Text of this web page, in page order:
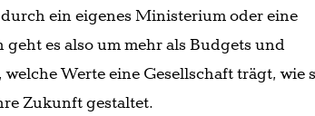
ein eigenes Ministerium oder eine
es also um mehr als Budgets und
Werte eine Gesellschaft trägt, wie
Zukunft gestaltet.